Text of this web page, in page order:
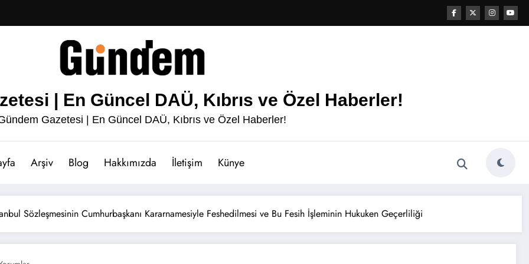
| En Güncel DAÜ, Kıbrıs ve Özel Haberler!
Gazetesi | En Güncel DAÜ, Kıbrıs ve Özel Haberler!
Arşiv Blog Hakkımızda İletişim Künye
Sözleşmesinin Cumhurbaşkanı Kararnamesiyle Feshedilmesi ve Bu Fesih İşleminin Hukuken Geçerliliği